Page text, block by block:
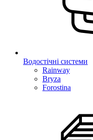
Водостічні системи
Rainway
Bryza
Forostina